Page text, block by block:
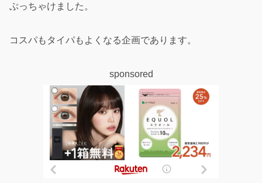
ぶっちゃけました。
コスパもタイパもよくなる企画であります。
sponsored